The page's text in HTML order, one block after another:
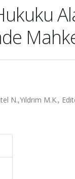
M.K.,